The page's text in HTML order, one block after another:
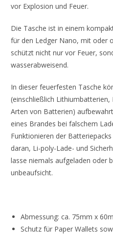
vor Explosion und Feuer.
Die Tasche ist in einem
für den Ledger Nano, mit oder
schützt nicht nur vor Feuer,
wasserabweisend.
In dieser feuerfesten Tasche
(einschließlich
Arten von Batterien)
eines Brandes bei falschem
Funktionieren der
daran, Li-poly-Lade- und
lasse niemals aufgeladen oder
unbeaufsicht.
Abmessung: ca. 75mm x
Schutz für Paper Wallets